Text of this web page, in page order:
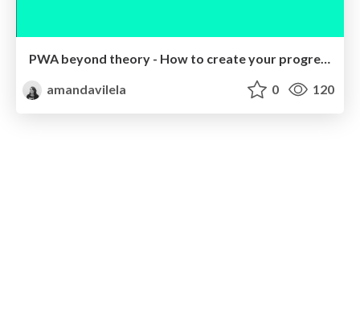
PWA beyond theory - How to create your progressive web app
amandavilela
0 120